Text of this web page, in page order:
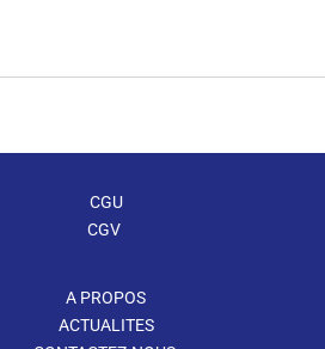
CGU
CGV
A PROPOS
ACTUALITES